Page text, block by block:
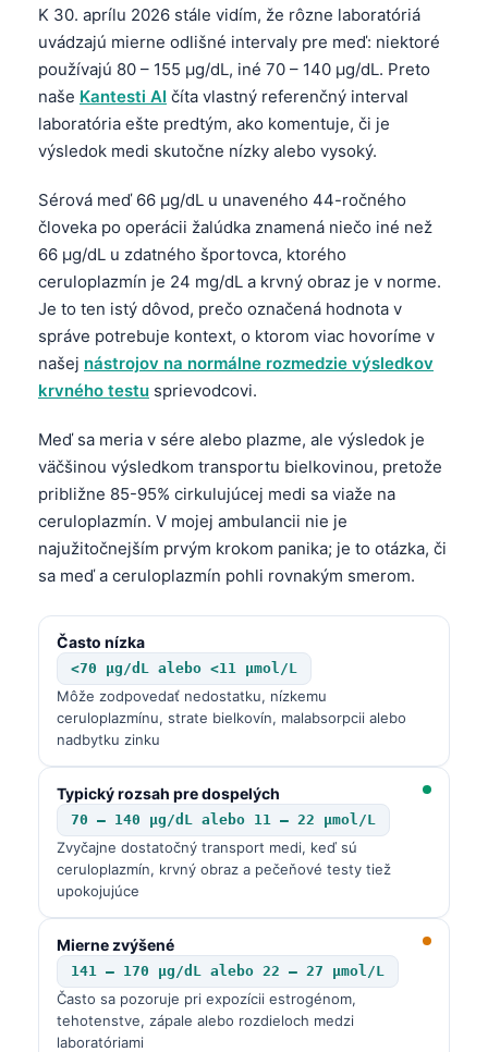
K 30. aprílu 2026 stále vidím, že rôzne laboratóriá
uvádzajú mierne odlišné intervaly pre meď: niektoré
používajú 80 – 155 µg/dL, iné 70 – 140 µg/dL. Preto
naše Kantesti AI číta vlastný referenčný interval
laboratória ešte predtým, ako komentuje, či je
výsledok medi skutočne nízky alebo vysoký.
Sérová meď 66 µg/dL u unaveného 44-ročného
človeka po operácii žalúdka znamená niečo iné než
66 µg/dL u zdatného športovca, ktorého
ceruloplazmín je 24 mg/dL a krvný obraz je v norme.
Je to ten istý dôvod, prečo označená hodnota v
správe potrebuje kontext, o ktorom viac hovoríme v
našej nástrojov na normálne rozmedzie výsledkov
krvného testu sprievodcovi.
Meď sa meria v sére alebo plazme, ale výsledok je
väčšinou výsledkom transportu bielkovinou, pretože
približne 85-95% cirkulujúcej medi sa viaže na
ceruloplazmín. V mojej ambulancii nie je
najužitočnejším prvým krokom panika; je to otázka, či
sa meď a ceruloplazmín pohli rovnakým smerom.
Často nízka
<70 µg/dL alebo <11 µmol/L
Môže zodpovedať nedostatku, nízkemu
ceruloplazmínu, strate bielkovín, malabsorpcii alebo
nadbytku zinku
Typický rozsah pre dospelých
70 – 140 µg/dL alebo 11 – 22 µmol/L
Zvyčajne dostatočný transport medi, keď sú
ceruloplazmín, krvný obraz a pečeňové testy tiež
upokojujúce
Mierne zvýšené
141 – 170 µg/dL alebo 22 – 27 µmol/L
Často sa pozoruje pri expozícii estrogénom,
tehotenstve, zápale alebo rozdieloch medzi
laboratóriami